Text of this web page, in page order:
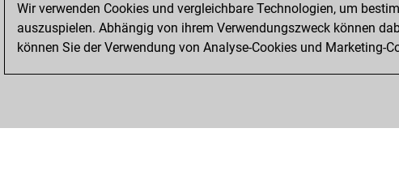
Wir verwenden Cookies und vergleichbare Technologien, um
auszuspielen. Abhängig von ihrem Verwendungszweck können
können Sie der Verwendung von Analyse-Cookies und Marketing-